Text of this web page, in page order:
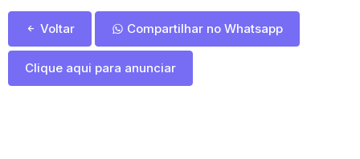
Voltar Compartilhar no Whatsapp
Clique aqui para anunciar